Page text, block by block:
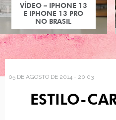
VÍDEO – IPHONE 13
E IPHONE 13 PRO
NO BRASIL
05 DE AGOSTO DE 2014 - 20:03
ESTILO-